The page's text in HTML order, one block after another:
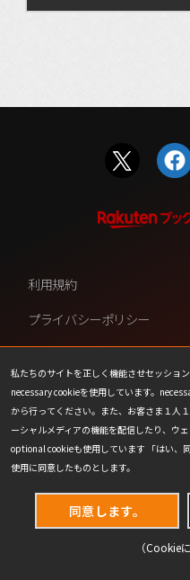
私たちのサイトを正しく機能させセッショ
necessary cookieを使用しています。
から行ってください。また、お客さま１人
ーシャルメディアの機能を配信したり、ウ
optional cookieも使用しています 「はい、
使用に同意したものとします。
同意します。
（Cookie
利用規約
プライバシーポリシー
ファンコンテンツ・ポリシー
COOKIE
会社情報